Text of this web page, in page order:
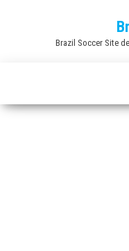
Brazil Soccer Site